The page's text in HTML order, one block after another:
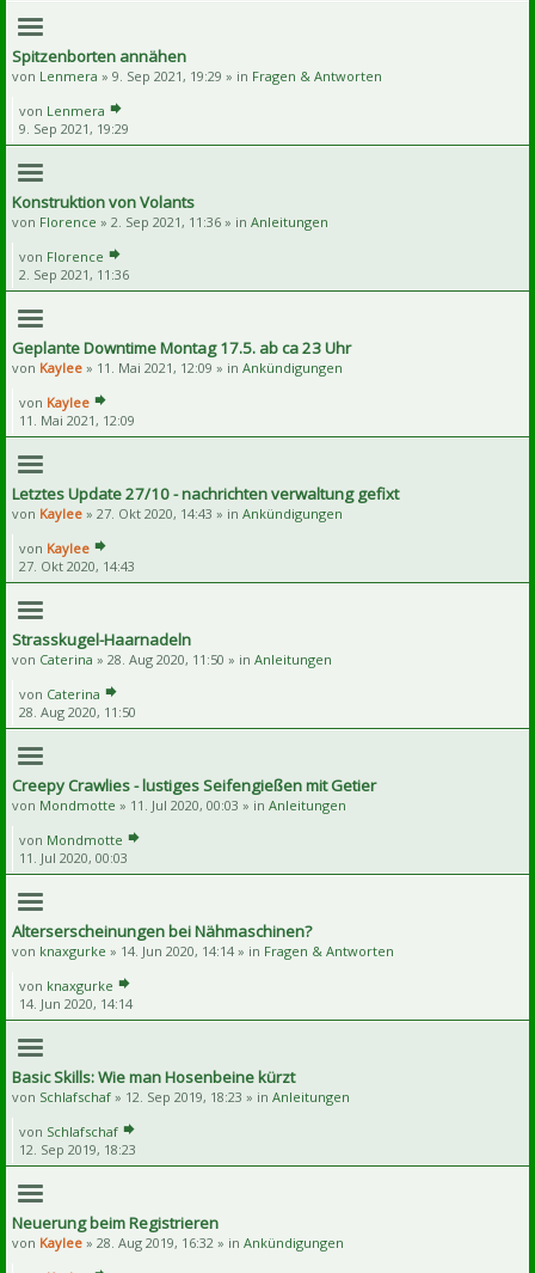
Spitzenborten annähen
von Lenmera » 9. Sep 2021, 19:29 » in Fragen & Antworten
von Lenmera
9. Sep 2021, 19:29
Konstruktion von Volants
von Florence » 2. Sep 2021, 11:36 » in Anleitungen
von Florence
2. Sep 2021, 11:36
Geplante Downtime Montag 17.5. ab ca 23 Uhr
von Kaylee » 11. Mai 2021, 12:09 » in Ankündigungen
von Kaylee
11. Mai 2021, 12:09
Letztes Update 27/10 - nachrichten verwaltung gefixt
von Kaylee » 27. Okt 2020, 14:43 » in Ankündigungen
von Kaylee
27. Okt 2020, 14:43
Strasskugel-Haarnadeln
von Caterina » 28. Aug 2020, 11:50 » in Anleitungen
von Caterina
28. Aug 2020, 11:50
Creepy Crawlies - lustiges Seifengießen mit Getier
von Mondmotte » 11. Jul 2020, 00:03 » in Anleitungen
von Mondmotte
11. Jul 2020, 00:03
Alterserscheinungen bei Nähmaschinen?
von knaxgurke » 14. Jun 2020, 14:14 » in Fragen & Antworten
von knaxgurke
14. Jun 2020, 14:14
Basic Skills: Wie man Hosenbeine kürzt
von Schlafschaf » 12. Sep 2019, 18:23 » in Anleitungen
von Schlafschaf
12. Sep 2019, 18:23
Neuerung beim Registrieren
von Kaylee » 28. Aug 2019, 16:32 » in Ankündigungen